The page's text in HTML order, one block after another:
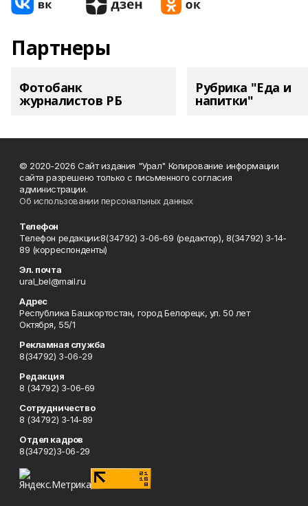
Партнеры
Фотобанк
журналистов РБ
Рубрика "Еда и
напитки"
© 2020-2026 Сайт издания "Урал" Копирование информации
сайта разрешено только с письменного согласия
администрации.
Об использовании персональных данных
Телефон
Телефон редакции:8(34792) 3-06-69 (редактор), 8(34792) 3-14-
89 (корреспонденты)
Эл. почта
ural_bel@mail.ru
Адрес
Республика Башкортостан, город Белорецк, ул. 50 лет
Октября, 55/1
Рекламная служба
8(34792) 3-06-29
Редакция
8 (34792) 3-06-69
Сотрудничество
8 (34792) 3-14-89
Отдел кадров
8(34792)3-06-29